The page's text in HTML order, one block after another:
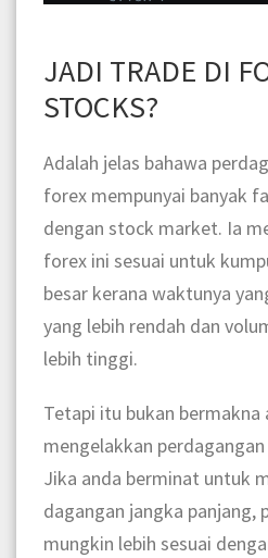
JADI TRADE DI
STOCKS?
Adalah jelas bahawa
forex mempunyai banyak
dengan stock market. Ia
forex ini sesuai untuk
besar kerana waktunya
yang lebih rendah dan
lebih tinggi.
Tetapi itu bukan bermakna
mengelakkan
Jika anda berminat untuk
dagangan jangka panjang,
mungkin lebih sesuai